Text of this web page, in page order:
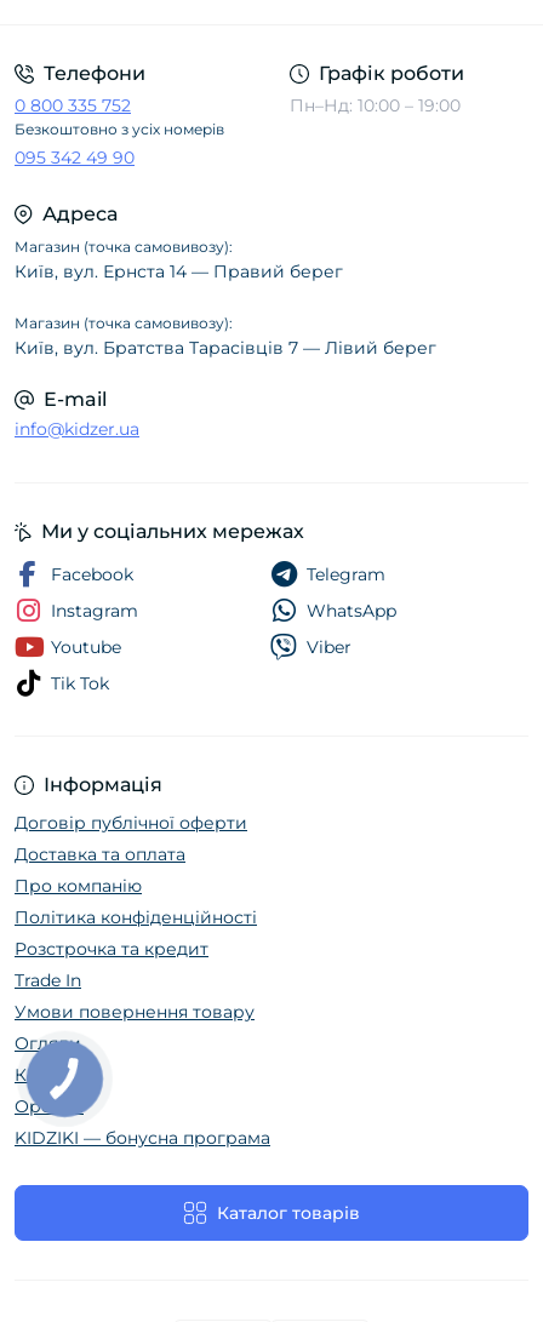
Телефони
0 800 335 752
Безкоштовно з усіх номерів
095 342 49 90
Графік роботи
Пн–Нд: 10:00 – 19:00
Адреса
Магазин (точка самовивозу):
Київ, вул. Ернста 14 — Правий берег
Магазин (точка самовивозу):
Київ, вул. Братства Тарасівців 7 — Лівий берег
E-mail
info@kidzer.ua
Інформація
Договір публічної оферти
Доставка та оплата
Про компанію
Політика конфіденційності
Розстрочка та кредит
Trade In
Умови повернення товару
Огляди
Контакти
Оренда
KIDZIKI — бонусна програма
Каталог товарів
Ми у соціальних мережах
Facebook
Instagram
Youtube
Tik Tok
Telegram
WhatsApp
Viber